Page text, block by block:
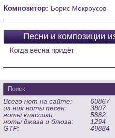
Композитор: Борис Мокроусов
Песни и композиции
Когда весна придёт
Всего нот на сайте:
60867
из них ноты песен:
3807
ноты классики:
5882
ноты джаза и блюза:
1294
GTP:
49884